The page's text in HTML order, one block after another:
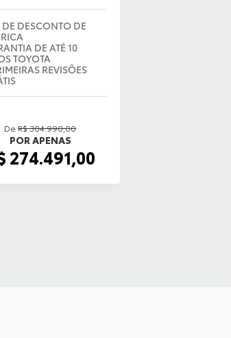
DE DESCONTO DE
DE ATÉ 10
TOYOTA
REVISÕES
DeR$ 304.990,00
POR APENAS
274.491,00